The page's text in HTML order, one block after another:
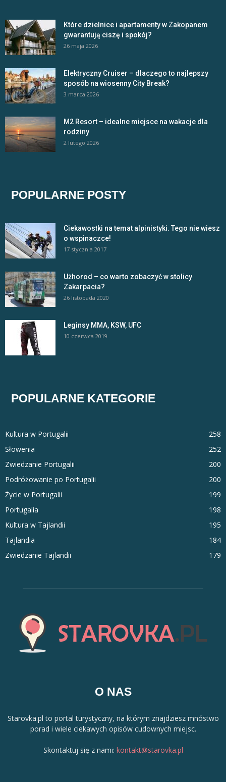
Które dzielnice i apartamenty w Zakopanem
gwarantują ciszę i spokój?
26 maja 2026
Elektryczny Cruiser – dlaczego to najlepszy
sposób na wiosenny City Break?
3 marca 2026
M2 Resort – idealne miejsce na wakacje dla
rodziny
2 lutego 2026
POPULARNE POSTY
Ciekawostki na temat alpinistyki. Tego nie wiesz
o wspinaczce!
17 stycznia 2017
Użhorod – co warto zobaczyć w stolicy
Zakarpacia?
26 listopada 2020
Leginsy MMA, KSW, UFC
10 czerwca 2019
POPULARNE KATEGORIE
Kultura w Portugalii
258
Słowenia
252
Zwiedzanie Portugalii
200
Podróżowanie po Portugalii
200
Życie w Portugalii
199
Portugalia
198
Kultura w Tajlandii
195
Tajlandia
184
Zwiedzanie Tajlandii
179
O NAS
Starovka.pl to portal turystyczny, na którym znajdziesz mnóstwo
porad i wiele ciekawych opisów cudownych miejsc.
Skontaktuj się z nami: kontakt@starovka.pl